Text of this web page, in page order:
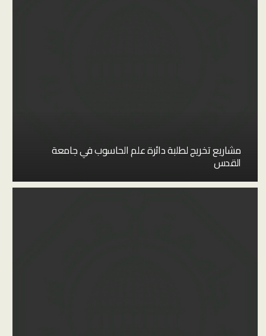
مشاريع تخريج لطلبة دائرة علم الحاسوب في جامعة
القدس